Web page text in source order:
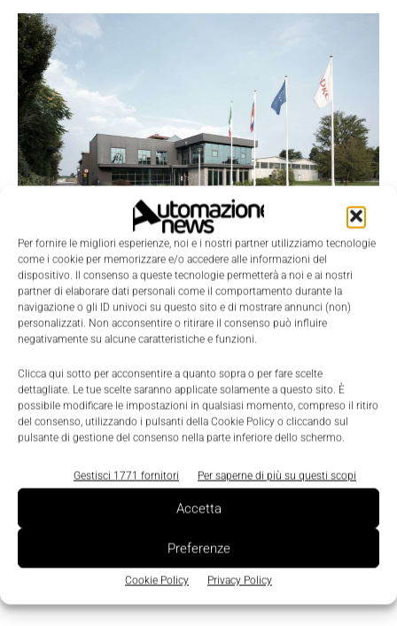
Per fornire le migliori esperienze, noi e i nostri partner utilizziamo tecnologie
come i cookie per memorizzare e/o accedere alle informazioni del
dispositivo. Il consenso a queste tecnologie permetterà a noi e ai nostri
partner di elaborare dati personali come il comportamento durante la
navigazione o gli ID univoci su questo sito e di mostrare annunci (non)
personalizzati. Non acconsentire o ritirare il consenso può influire
negativamente su alcune caratteristiche e funzioni.
Clicca qui sotto per acconsentire a quanto sopra o per fare scelte
dettagliate. Le tue scelte saranno applicate solamente a questo sito. È
possibile modificare le impostazioni in qualsiasi momento, compreso il ritiro
del consenso, utilizzando i pulsanti della Cookie Policy o cliccando sul
pulsante di gestione del consenso nella parte inferiore dello schermo.
Gestisci 1771 fornitori Per saperne di più su questi scopi
Accetta
Preferenze
Cookie Policy Privacy Policy
Scenari
Dkc, tra le 30 imprese Top del settore
metalmeccanico del Made in Italy
Nicoletta Buora - 26 Luglio 2021